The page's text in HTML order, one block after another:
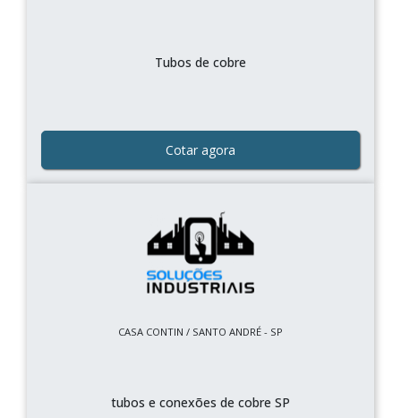
Tubos de cobre
Cotar agora
CASA CONTIN / SANTO ANDRÉ - SP
tubos e conexões de cobre SP